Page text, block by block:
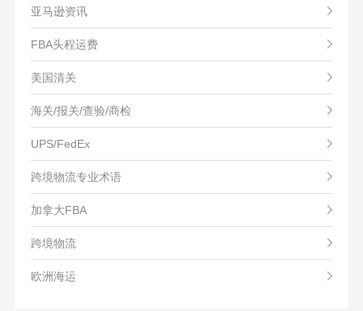
亚马逊资讯
FBA头程运费
美国清关
海关/报关/查验/商检
UPS/FedEx
跨境物流专业术语
加拿大FBA
跨境物流
欧洲海运